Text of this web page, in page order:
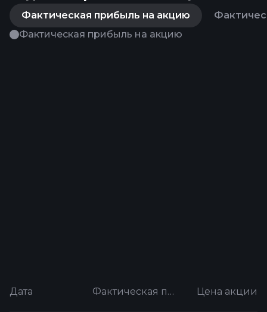
Фактическая прибыль на акцию
Фактическая прибыль на акцию
Дата Фактическая прибыль на акцию Цена акции